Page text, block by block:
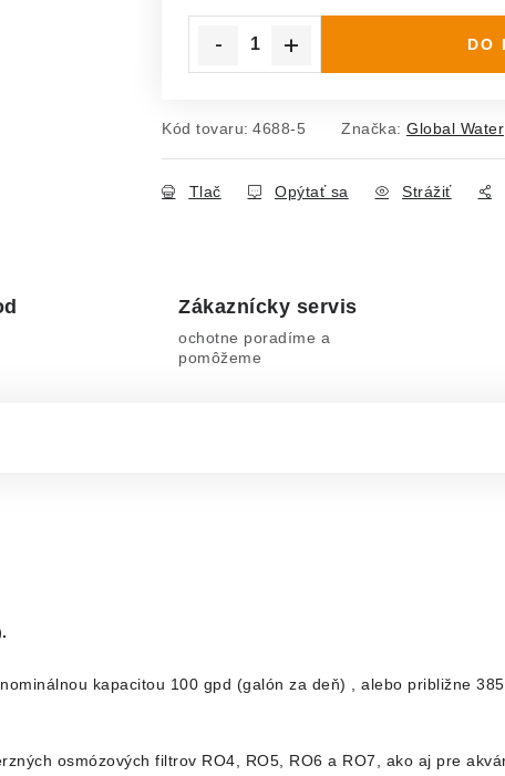
DO
Kód tovaru: 4688-5 Značka: Global Water
Tlač Opýtať sa Strážiť
Zákaznícky servis
ochotne poradíme a
pomôžeme
kapacitou 100 gpd (galón za deň) , alebo približne
osmózových filtrov RO4, RO5, RO6 a RO7, ako aj pre